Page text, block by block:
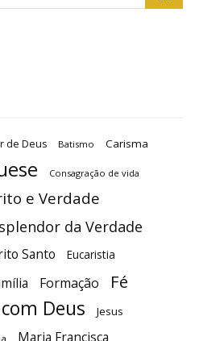
de Deus Batismo Carisma
Consagração de vida
e Verdade
da Verdade
Santo Eucaristia
Formação Fé
Deus Jesus
Maria Francisca